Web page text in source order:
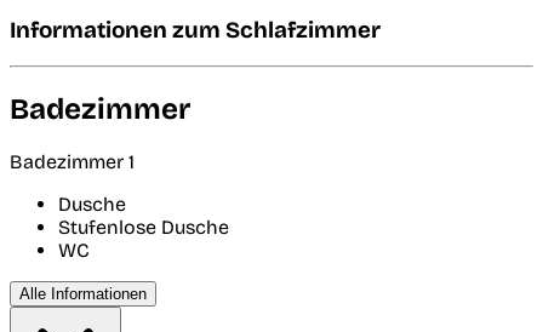
Informationen zum Schlafzimmer
Badezimmer
Badezimmer 1
Dusche
Stufenlose Dusche
WC
Alle Informationen